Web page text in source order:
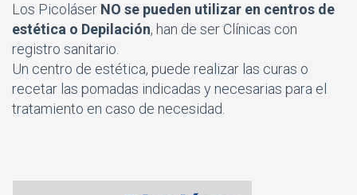
Los Picoláser NO se pueden utilizar en centros de
estética o Depilación, han de ser Clínicas con
registro sanitario.
Un centro de estética, puede realizar las curas o
recetar las pomadas indicadas y necesarias para el
tratamiento en caso de necesidad.